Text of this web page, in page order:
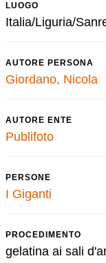
LUOGO
Italia/Liguria/
AUTORE PERSONA
Giordano, Nicola
AUTORE ENTE
Publifoto
PERSONE
I Giganti
PROCEDIMENTO
gelatina ai sali